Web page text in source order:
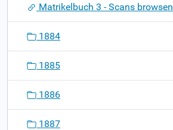
o
Matrikelbuch 3 - Scans browsen
1884
1885
1886
1887